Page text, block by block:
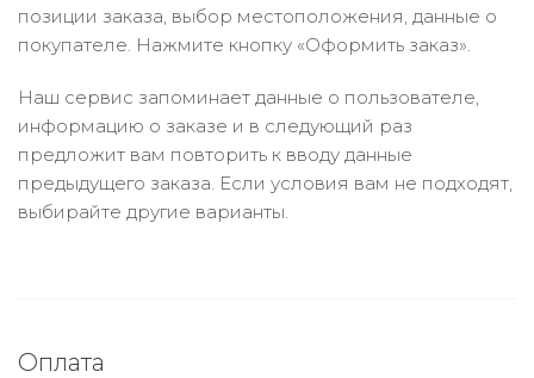
позиции заказа, выбор местоположения, данные о
покупателе. Нажмите кнопку «Оформить заказ».
Наш сервис запоминает данные о пользователе,
информацию о заказе и в следующий раз
предложит вам повторить к вводу данные
предыдущего заказа. Если условия вам не подходят,
выбирайте другие варианты.
Оплата